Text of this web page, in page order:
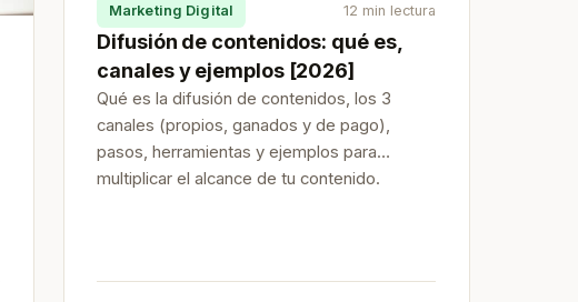
Marketing Digital 12 min lectura
Difusión de contenidos: qué es,
canales y ejemplos [2026]
Qué es la difusión de contenidos, los 3
canales (propios, ganados y de pago),
pasos, herramientas y ejemplos para
multiplicar el alcance de tu contenido.